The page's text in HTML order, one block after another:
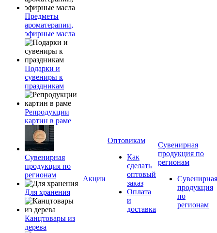
Предметы
ароматерапии,
эфирные масла
Подарки и
сувениры к
праздникам
Репродукции
картин в раме
Сувенирная
продукция по
регионам
Для хранения
Канцтовары из
дерева
Акции
Оптовикам
Как
сделать
оптовый
заказ
Оплата
и
доставка
Сувенирная
продукция по
регионам
Сувенирная
продукция
по
регионам